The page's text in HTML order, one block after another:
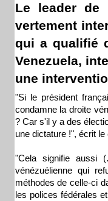
Le leader de
vertement
qui a qualifié
Venezuela,
une
"Si le président
condamne la droite
? Car s'il y a des
une dictature !", écrit
"Cela signifie aussi
vénézuélienne qui
méthodes de celle-ci
les polices fédérales